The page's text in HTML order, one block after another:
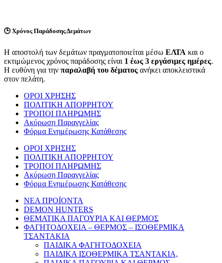
🕒Χρόνος Παράδοσης Δεμάτων
Η αποστολή των δεμάτων πραγματοποιείται μέσω ΕΛΤΑ και ο
εκτιμώμενος χρόνος παράδοσης είναι 1 έως 3 εργάσιμες ημέρες.
Η ευθύνη για την παραλαβή του δέματος ανήκει αποκλειστικά
στον πελάτη.
ΟΡΟΙ ΧΡΗΣΗΣ
ΠΟΛΙΤΙΚΗ ΑΠΟΡΡΗΤΟΥ
ΤΡΟΠΟΙ ΠΛΗΡΩΜΗΣ
Ακύρωση Παραγγελίας
Φόρμα Ενημέρωσης Κατάθεσης
ΟΡΟΙ ΧΡΗΣΗΣ
ΠΟΛΙΤΙΚΗ ΑΠΟΡΡΗΤΟΥ
ΤΡΟΠΟΙ ΠΛΗΡΩΜΗΣ
Ακύρωση Παραγγελίας
Φόρμα Ενημέρωσης Κατάθεσης
ΝΕΑ ΠΡΟΪΟΝΤΑ
DEMON HUNTERS
ΘΕΜΑΤΙΚΑ ΠΑΓΟΥΡΙΑ ΚΑΙ ΘΕΡΜΟΣ
ΦΑΓΗΤΟΔΟΧΕΙΑ – ΘΕΡΜΟΣ – ΙΣΟΘΕΡΜΙΚΑ
ΤΣΑΝΤΑΚΙΑ
ΠΑΙΔΙΚΑ ΦΑΓΗΤΟΔΟΧΕΙΑ
ΠΑΙΔΙΚΑ ΙΣΟΘΕΡΜΙΚΑ ΤΣΑΝΤΑΚΙΑ,